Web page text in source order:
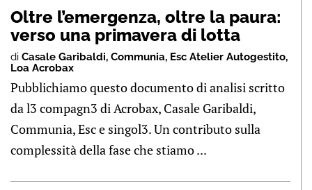
Oltre l’emergenza, oltre la paura:
verso una primavera di lotta
di Casale Garibaldi, Communia, Esc Atelier Autogestito,
Loa Acrobax
Pubblichiamo questo documento di analisi scritto
da l3 compagn3 di Acrobax, Casale Garibaldi,
Communia, Esc e singol3. Un contributo sulla
complessità della fase che stiamo ...